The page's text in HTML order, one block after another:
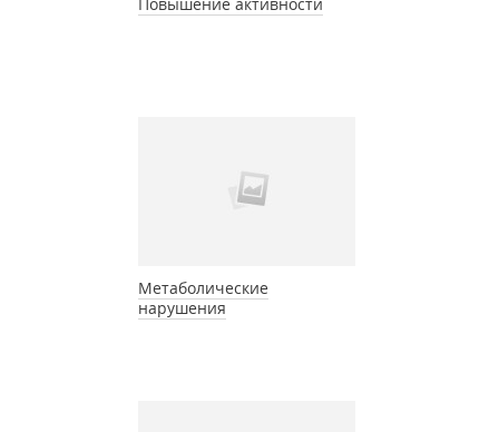
Метаболические
нарушения